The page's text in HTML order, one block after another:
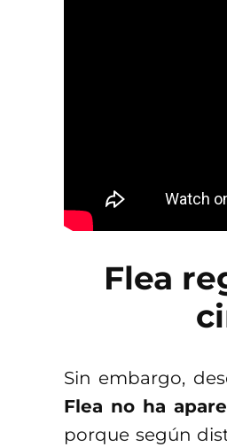
Flea
Sin embargo,
Flea no ha
porque según